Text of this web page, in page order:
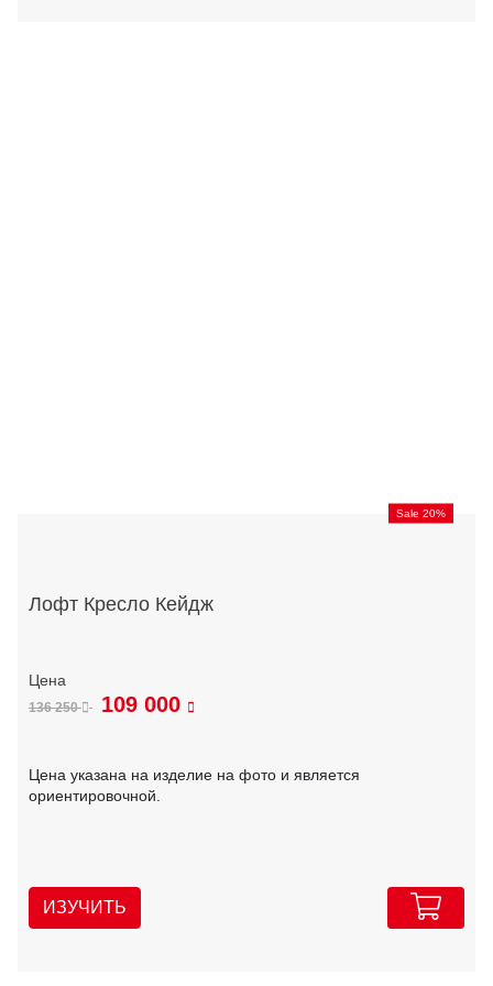
Sale 20%
Лофт Кресло Кейдж
136 250 109 000
Цена указана на изделие на фото и является
ориентировочной.
ИЗУЧИТЬ